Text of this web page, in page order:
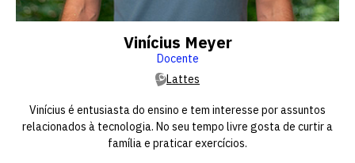
Vinícius Meyer
Docente
Lattes
Vinícius é entusiasta do ensino e tem interesse por assuntos
relacionados à tecnologia. No seu tempo livre gosta de curtir a
família e praticar exercícios.